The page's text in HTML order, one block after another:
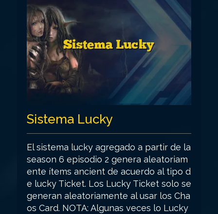
Sistema Lucky
El sistema lucky agregado a partir de la
season 6 episodio 2 genera aleatoriam
ente ítems ancient de acuerdo al tipo d
e lucky Ticket. Los Lucky Ticket solo se
generan aleatoriamente al usar los Cha
os Card. NOTA: Algunas veces lo Lucky